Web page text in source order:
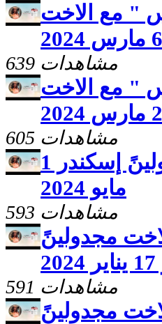
" مع الاخت
639 مشاهدات
" مع الاخت
605 مشاهدات
برنامج صحوه " وقت الألم " مع الاخت مجدولينً إسكندر 1
مايو 2024
593 مشاهدات
مجدولينً
591 مشاهدات
مجدولينً